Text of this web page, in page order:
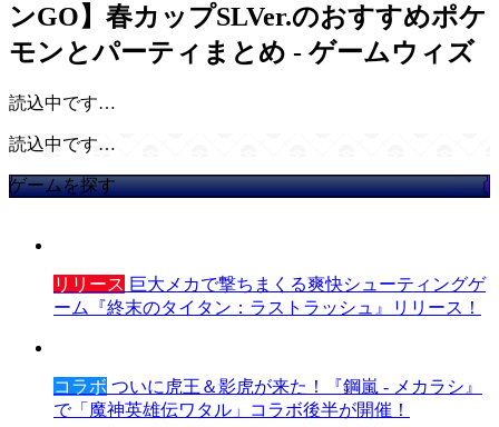
ンGO】春カップSLVer.のおすすめポケ
モンとパーティまとめ - ゲームウィズ
読込中です…
読込中です…
ゲームを探す
リリース 巨大メカで撃ちまくる爽快シューティングゲ
ーム『終末のタイタン：ラストラッシュ』リリース！
コラボ ついに虎王＆影虎が来た！『鋼嵐 - メカラシ』
で「魔神英雄伝ワタル」コラボ後半が開催！